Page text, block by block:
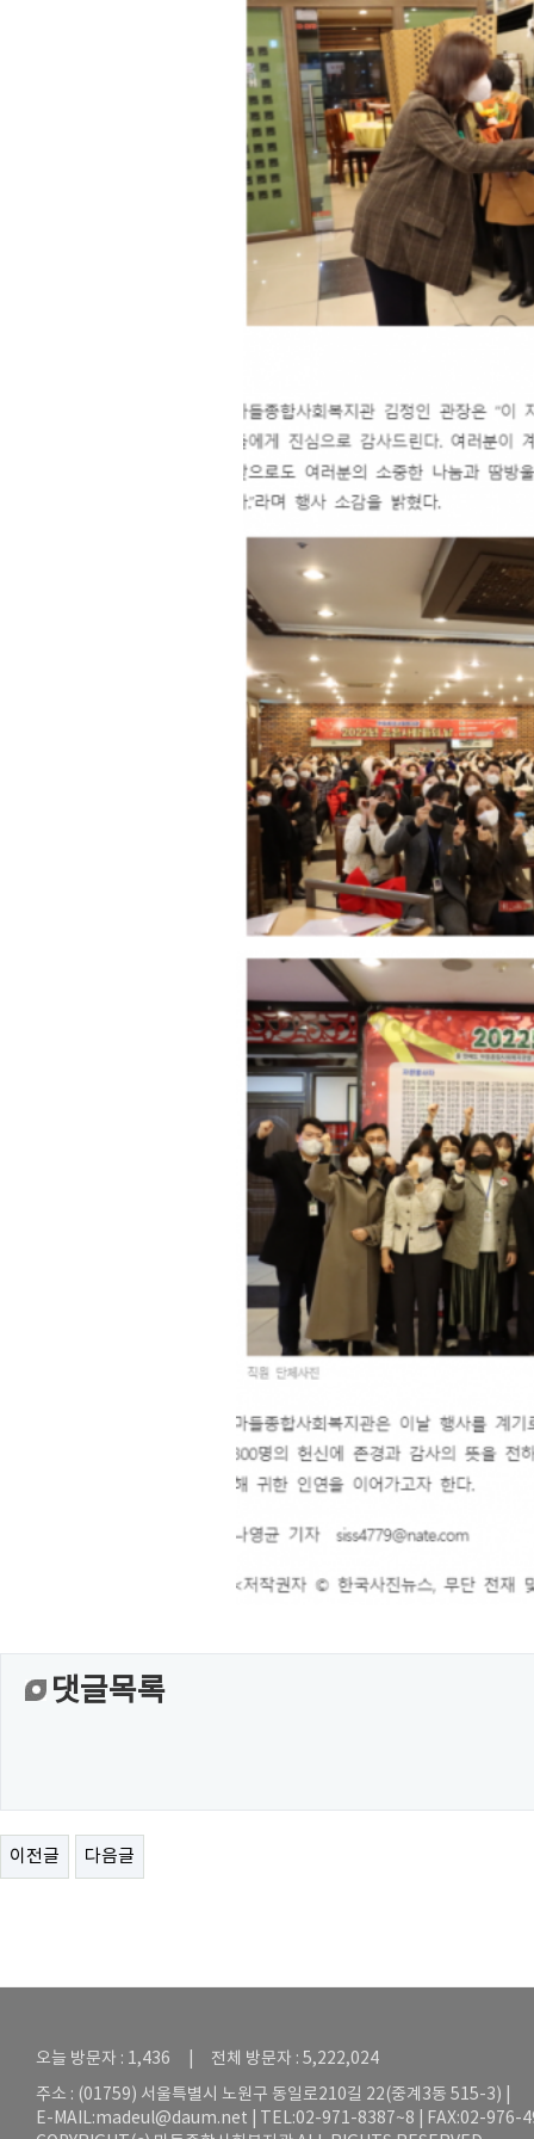
댓글목록
이전글 다음글
오늘 방문자 : 1,436 | 전체 방문자 : 5,222,024
주소 : (01759) 서울특별시 노원구 동일로210길 22(중계3동 515-3) |
E-MAIL:madeul@daum.net | TEL:02-971-8387~8 | FAX:02-976-